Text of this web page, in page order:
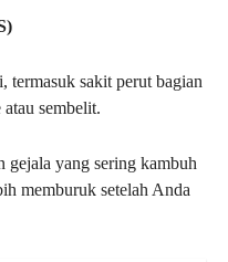
termasuk sakit perut bagian
sembelit.
yang sering kambuh
memburuk setelah Anda